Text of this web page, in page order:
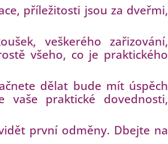
příležitosti jsou za dveřmi,
veškerého zařizování,
všeho, co je praktického
dělat bude mít úspěch
vaše praktické dovednosti,
první odměny. Dbejte na